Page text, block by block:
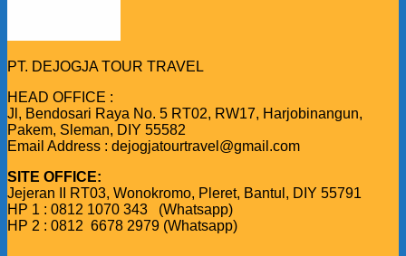
PT. DEJOGJA TOUR TRAVEL
HEAD OFFICE :
Jl, Bendosari Raya No. 5 RT02, RW17, Harjobinangun,
Pakem, Sleman, DIY 55582
Email Address : dejogjatourtravel@gmail.com
SITE OFFICE:
Jejeran II RT03, Wonokromo, Pleret, Bantul, DIY 55791
HP 1 : 0812 1070 343 (Whatsapp)
HP 2 : 0812 6678 2979 (Whatsapp)